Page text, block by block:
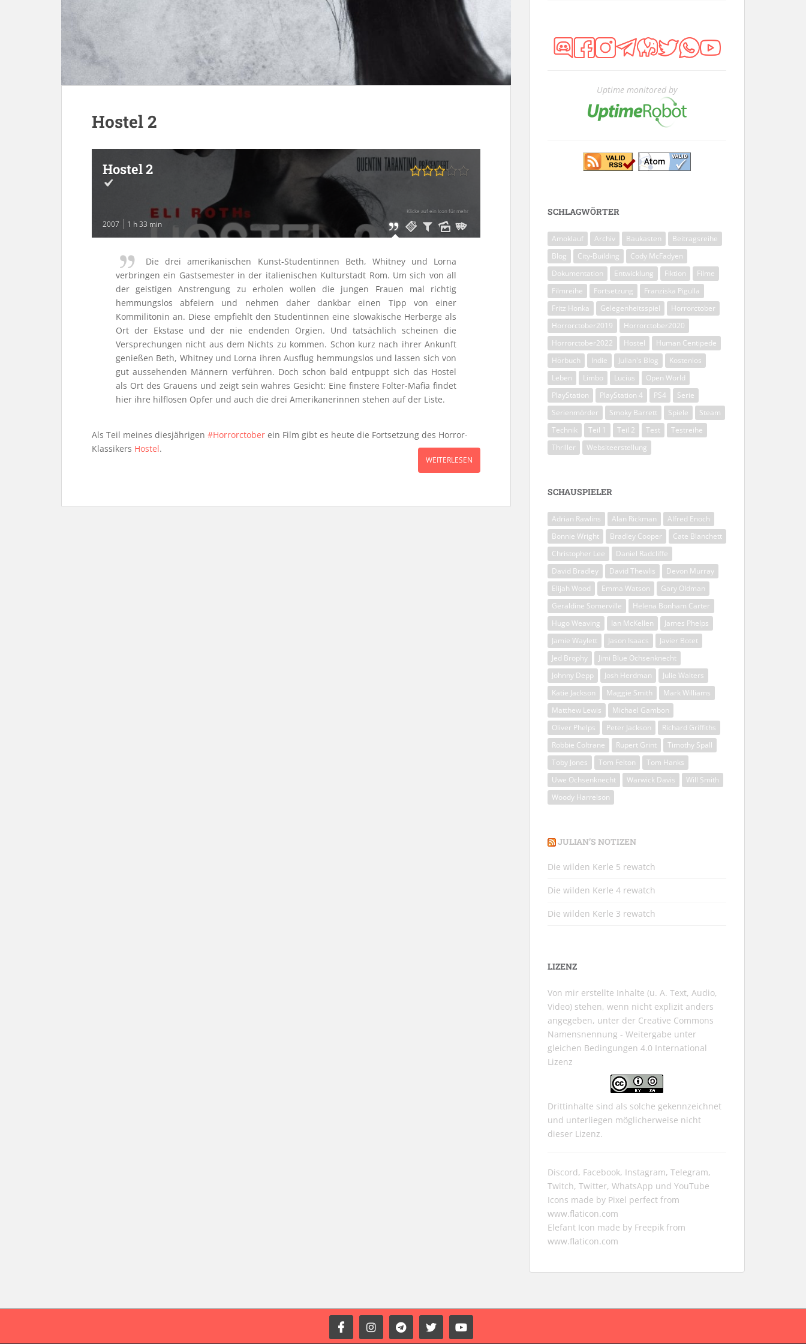
Hostel 2
Hostel 2
2007 1 h 33 min
Klicke auf ein Icon für mehr
Die drei amerikanischen Kunst-Studentinnen Beth, Whitney und Lorna
verbringen ein Gastsemester in der italienischen Kulturstadt Rom. Um sich von all
der geistigen Anstrengung zu erholen wollen die jungen Frauen mal richtig
hemmungslos abfeiern und nehmen daher dankbar einen Tipp von einer
Kommilitonin an. Diese empfiehlt den Studentinnen eine slowakische Herberge als
Ort der Ekstase und der nie endenden Orgien. Und tatsächlich scheinen die
Versprechungen nicht aus dem Nichts zu kommen. Schon kurz nach ihrer Ankunft
genießen Beth, Whitney und Lorna ihren Ausflug hemmungslos und lassen sich von
gut aussehenden Männern verführen. Doch schon bald entpuppt sich das Hostel
als Ort des Grauens und zeigt sein wahres Gesicht: Eine finstere Folter-Mafia findet
hier ihre hilflosen Opfer und auch die drei Amerikanerinnen stehen auf der Liste.
Als Teil meines diesjährigen #Horrorctober ein Film gibt es heute die Fortsetzung des Horror-
Klassikers Hostel.
WEITERLESEN
Uptime monitored by
SCHLAGWÖRTER
Amoklauf Archiv Baukasten
Beitragsreihe
Blog
City-Building
Cody McFadyen
Dokumentation
Entwicklung Fiktion
Filme
Filmreihe
Fortsetzung
Franziska Pigulla
Fritz Honka
Gelegenheitsspiel
Horrorctober
Horrorctober2019
Horrorctober2020
Horrorctober2022
Hostel
Human Centipede
Hörbuch
Indie Julian's Blog
Kostenlos
Leben
Limbo Lucius
Open World
PlayStation
PlayStation 4 PS4
Serie
Serienmörder
Smoky Barrett Spiele
Steam
Technik
Teil 1 Teil 2 Test
Testreihe
Thriller
Websiteerstellung
SCHAUSPIELER
Adrian Rawlins Alan Rickman
Alfred Enoch
Bonnie Wright
Bradley Cooper
Cate Blanchett
Christopher Lee
Daniel Radcliffe
David Bradley
David Thewlis
Devon Murray
Elijah Wood
Emma Watson
Gary Oldman
Geraldine Somerville
Helena Bonham Carter
Hugo Weaving
Ian McKellen
James Phelps
Jamie Waylett
Jason Isaacs
Javier Botet
Jed Brophy
Jimi Blue Ochsenknecht
Johnny Depp
Josh Herdman
Julie Walters
Katie Jackson
Maggie Smith
Mark Williams
Matthew Lewis
Michael Gambon
Oliver Phelps
Peter Jackson
Richard Griffiths
Robbie Coltrane
Rupert Grint
Timothy Spall
Toby Jones
Tom Felton
Tom Hanks
Uwe Ochsenknecht
Warwick Davis
Will Smith
Woody Harrelson
JULIAN’S NOTIZEN
Die wilden Kerle 5 rewatch
Die wilden Kerle 4 rewatch
Die wilden Kerle 3 rewatch
LIZENZ
Von mir erstellte Inhalte (u. A. Text, Audio,
Video) stehen, wenn nicht explizit anders
angegeben, unter der Creative Commons
Namensnennung - Weitergabe unter
gleichen Bedingungen 4.0 International
Lizenz
Drittinhalte sind als solche gekennzeichnet
und unterliegen möglicherweise nicht
dieser Lizenz.
Discord, Facebook, Instagram, Telegram,
Twitch, Twitter, WhatsApp und YouTube
Icons made by Pixel perfect from
www.flaticon.com
Elefant Icon made by Freepik from
www.flaticon.com